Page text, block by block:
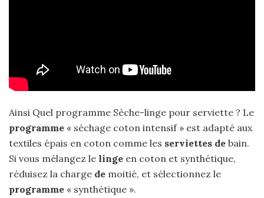
Ainsi Quel programme Sèche-linge pour serviette ? Le
programme « séchage coton intensif » est adapté aux
textiles épais en coton comme les serviettes de bain.
Si vous mélangez le linge en coton et synthétique,
réduisez la charge de moitié, et sélectionnez le
programme « synthétique ».